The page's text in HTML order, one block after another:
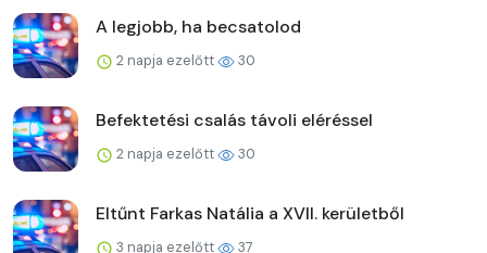
A legjobb, ha becsatolod
2 napja ezelőtt 30
Befektetési csalás távoli eléréssel
2 napja ezelőtt 30
Eltűnt Farkas Natália a XVII. kerületből
3 napja ezelőtt 37